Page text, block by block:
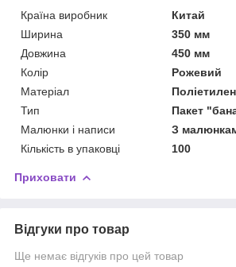
Країна виробник
Китай
Ширина
350 мм
Довжина
450 мм
Колір
Рожевий
Матеріал
Поліетилен
Тип
Пакет
Малюнки і написи
З
Кількість в упаковці
100
Приховати
Відгуки про товар
Ще немає відгуків про цей товар